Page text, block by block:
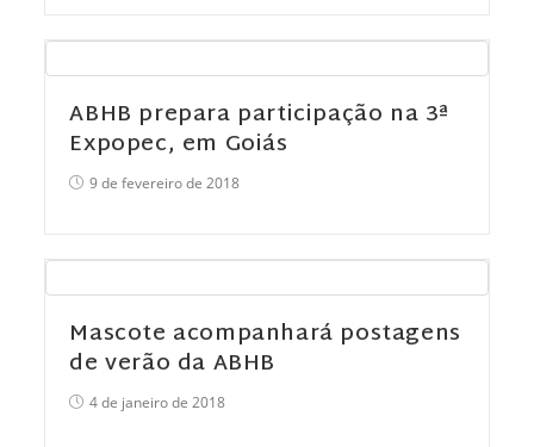
ABHB prepara participação na 3ª
Expopec, em Goiás
9 de fevereiro de 2018
Mascote acompanhará postagens
de verão da ABHB
4 de janeiro de 2018